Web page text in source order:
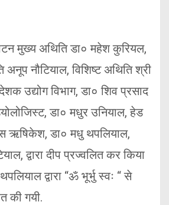
मुख्य अथिति डा० महेश कुरियल,
अनूप नौटियाल, विशिष्ट अथिति श्री
उद्योग विभाग, डा० शिव प्रसाद
डा० मधुर उनियाल, हेड
ऋषिकेश, डा० मधु थपलियाल,
द्वारा दीप प्रज्वलित कर किया
द्वारा “ॐ भूर्भु स्वः “ से
की गयी.